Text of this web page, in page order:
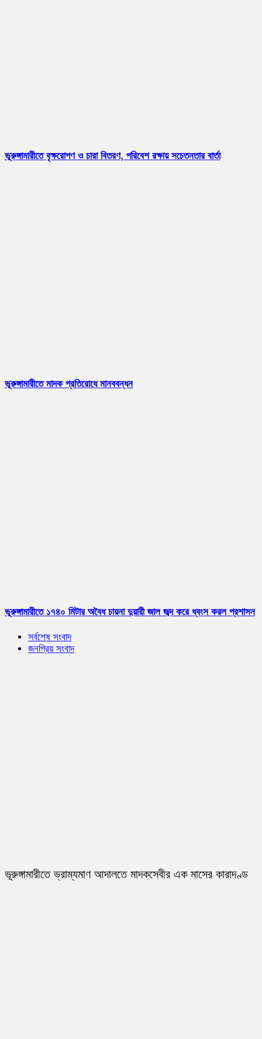
ভূরুঙ্গামারীতে বৃক্ষরোপণ ও চারা বিতরণ, পরিবেশ রক্ষায় সচেতনতার বার্তা
ভূরুঙ্গামারীতে মাদক প্রতিরোধে মানববন্ধন
ভূরুঙ্গামারীতে ১৭৪০ মিটার অবৈধ চায়না দুয়ারী জাল জব্দ করে ধ্বংস করল প্রশাসন
সর্বশেষ সংবাদ
জনপ্রিয় সংবাদ
ভূরুঙ্গামারীতে ভ্রাম্যমাণ আদালতে মাদকসেবীর এক মাসের কারাদণ্ড